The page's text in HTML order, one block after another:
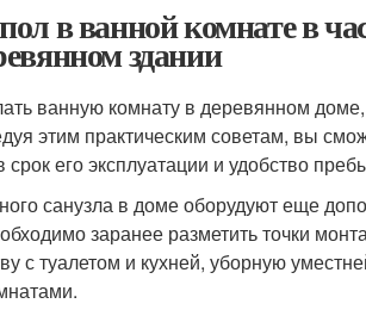
в ванной комнате в
здании
ванную комнату в деревянном
этим практическим советам, вы
его эксплуатации и удобство
санузла в доме оборудуют еще
заранее разметить точки
с туалетом и кухней, уборную